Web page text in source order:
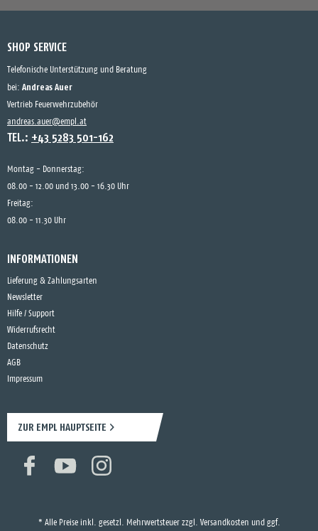
SHOP SERVICE
Telefonische Unterstützung und Beratung
bei: Andreas Auer
Vertrieb Feuerwehrzubehör
andreas.auer@empl.at
TEL.: +43 5283 501-162
Montag - Donnerstag:
08.00 - 12.00 und 13.00 - 16.30 Uhr
Freitag:
08.00 - 11.30 Uhr
INFORMATIONEN
Lieferung & Zahlungsarten
Newsletter
Hilfe / Support
Widerrufsrecht
Datenschutz
AGB
Impressum
ZUR EMPL HAUPTSEITE
* Alle Preise inkl. gesetzl. Mehrwertsteuer zzgl. Versandkosten und ggf.